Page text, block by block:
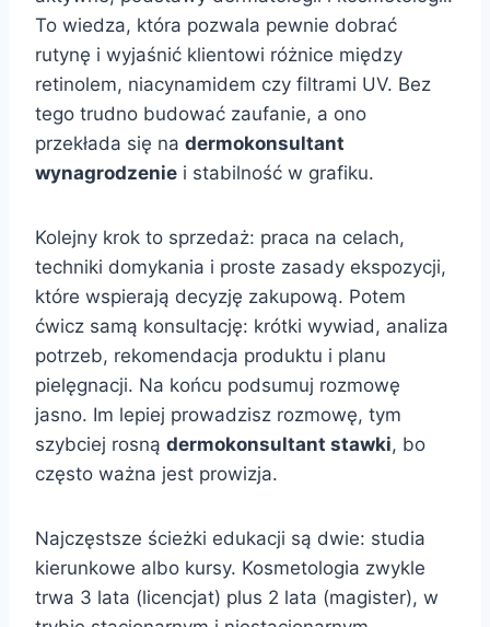
To wiedza, która pozwala pewnie dobrać
rutynę i wyjaśnić klientowi różnice między
retinolem, niacynamidem czy filtrami UV. Bez
tego trudno budować zaufanie, a ono
przekłada się na dermokonsultant
wynagrodzenie i stabilność w grafiku.
Kolejny krok to sprzedaż: praca na celach,
techniki domykania i proste zasady ekspozycji,
które wspierają decyzję zakupową. Potem
ćwicz samą konsultację: krótki wywiad, analiza
potrzeb, rekomendacja produktu i planu
pielęgnacji. Na końcu podsumuj rozmowę
jasno. Im lepiej prowadzisz rozmowę, tym
szybciej rosną dermokonsultant stawki, bo
często ważna jest prowizja.
Najczęstsze ścieżki edukacji są dwie: studia
kierunkowe albo kursy. Kosmetologia zwykle
trwa 3 lata (licencjat) plus 2 lata (magister), w